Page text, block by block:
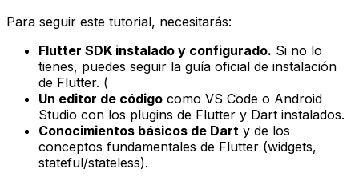
Para seguir este tutorial, necesitarás:
Flutter SDK instalado y configurado. Si no lo
tienes, puedes seguir la guía oficial de instalación
de Flutter. (
Un editor de código como VS Code o Android
Studio con los plugins de Flutter y Dart instalados.
Conocimientos básicos de Dart y de los
conceptos fundamentales de Flutter (widgets,
stateful/stateless).